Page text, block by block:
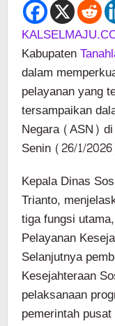
Kabupaten
dalam
pelayanan yang
tersampaikan
Negara (ASN) di
Senin (26/1/
Kepala Dinas
Trianto,
tiga fungsi
Pelayanan
Selanjutnya
Kesejahteraan
pelaksanaan
pemerintah